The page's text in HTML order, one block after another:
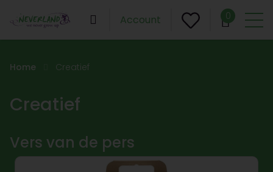
Account 0
Home Creatief
Creatief
Vers van de pers